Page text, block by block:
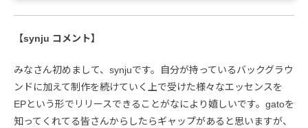
【synju コメント】
みなさん初めまして、synjuです。自分が持っているバックグラウ
ンドに加えて制作を続けていく上で受けた様々なエッセンスを
EPという形でリリースできることがなにより嬉しいです。gatoを
知ってくれてる皆さんからしたらギャップがあると思いますが、